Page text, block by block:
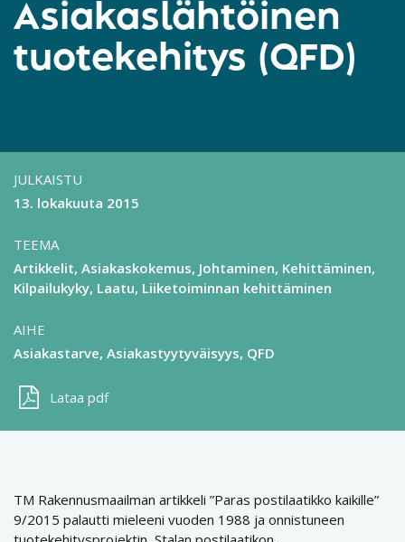
Asiakaslähtöinen
tuotekehitys (QFD)
JULKAISTU
13. lokakuuta 2015
TEEMA
Artikkelit Asiakaskokemus Johtaminen Kehittäminen
Kilpailukyky Laatu Liiketoiminnan kehittäminen
AIHE
Asiakastarve Asiakastyytyväisyys QFD
Lataa pdf
TM Rakennusmaailman artikkeli ”Paras postilaatikko kaikille”
9/2015 palautti mieleeni vuoden 1988 ja onnistuneen